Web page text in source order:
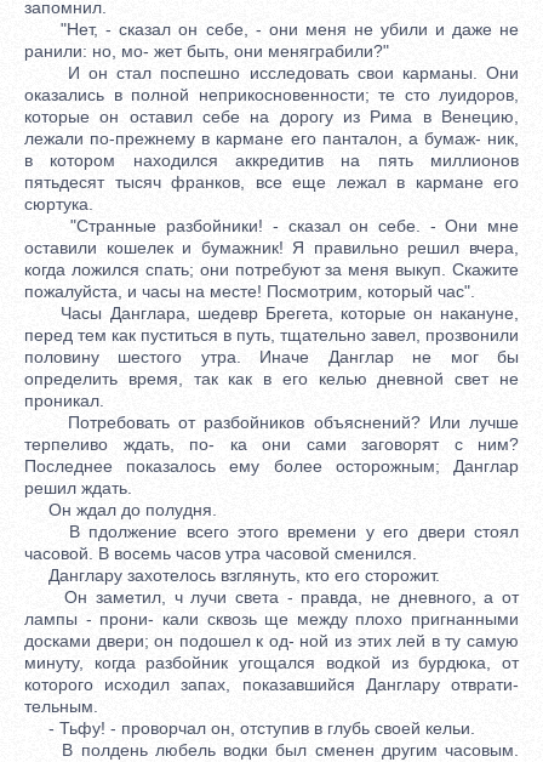
запомнил.
"Нет, - сказал он себе, - они меня не убили и даже не
ранили: но, мо- жет быть, они меняграбили?"
И он стал поспешно исследовать свои карманы. Они
оказались в полной неприкосновенности; те сто луидоров,
которые он оставил себе на дорогу из Рима в Венецию,
лежали по-прежнему в кармане его панталон, а бумаж- ник,
в котором находился аккредитив на пять миллионов
пятьдесят тысяч франков, все еще лежал в кармане его
сюртука.
"Странные разбойники! - сказал он себе. - Они мне
оставили кошелек и бумажник! Я правильно решил вчера,
когда ложился спать; они потребуют за меня выкуп. Скажите
пожалуйста, и часы на месте! Посмотрим, который час".
Часы Данглара, шедевр Брегета, которые он накануне,
перед тем как пуститься в путь, тщательно завел, прозвонили
половину шестого утра. Иначе Данглар не мог бы
определить время, так как в его келью дневной свет не
проникал.
Потребовать от разбойников объяснений? Или лучше
терпеливо ждать, по- ка они сами заговорят с ним?
Последнее показалось ему более осторожным; Данглар
решил ждать.
Он ждал до полудня.
В пдолжение всего этого времени у его двери стоял
часовой. В восемь часов утра часовой сменился.
Данглару захотелось взглянуть, кто его сторожит.
Он заметил, ч лучи света - правда, не дневного, а от
лампы - прони- кали сквозь ще между плохо пригнанными
досками двери; он подошел к од- ной из этих лей в ту самую
минуту, когда разбойник угощался водкой из бурдюка, от
которого исходил запах, показавшийся Данглару отврати-
тельным.
- Тьфу! - проворчал он, отступив в глубь своей кельи.
В полдень любель водки был сменен другим часовым.